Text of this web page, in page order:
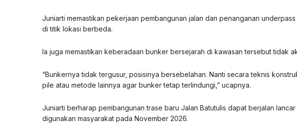
Juniarti memastikan pekerjaan pembangunan jalan dan penanganan
di titik lokasi berbeda.
Ia juga memastikan keberadaan bunker bersejarah di kawasan tersebut tidak
“Bunkernya tidak tergusur, posisinya bersebelahan. Nanti secara teknis
pile atau metode lainnya agar bunker tetap terlindungi,” ucapnya.
Juniarti berharap pembangunan trase baru Jalan Batutulis dapat berjalan
digunakan masyarakat pada November 2026.